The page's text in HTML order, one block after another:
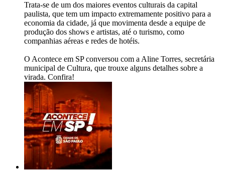
Trata-se de um dos maiores eventos culturais da capital
paulista, que tem um impacto extremamente positivo para a
economia da cidade, já que movimenta desde a equipe de
produção dos shows e artistas, até o turismo, como
companhias aéreas e redes de hotéis.
O Acontece em SP conversou com a Aline Torres, secretária
municipal de Cultura, que trouxe alguns detalhes sobre a
virada. Confira!